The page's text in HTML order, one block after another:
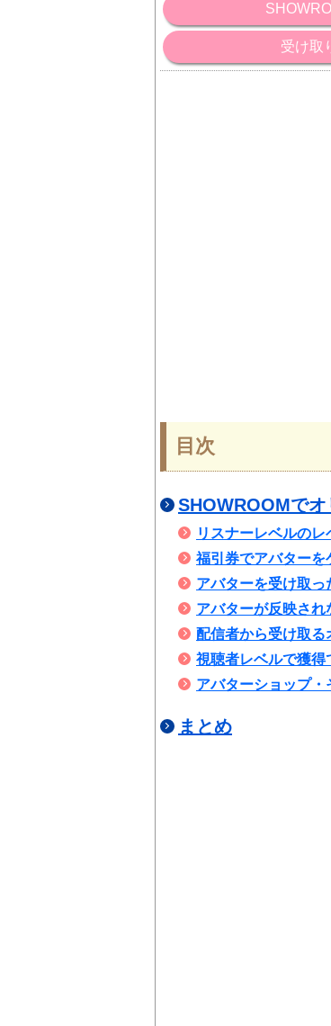
受け取
目次
SHOWROOMで
リスナーレベルの
福引券でアバターを
アバターを受け取っ
アバターが反映さ
配信者から受け取る
視聴者レベルで獲得
アバターショップ
まとめ